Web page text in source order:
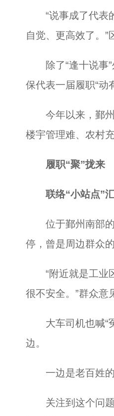
“说事成了代表的
自觉、更高效了。”
除了“逢十说事”
保代表一届履职“动
今年以来，鄞州
楼宇管理难、农村
履职“聚”拢来
联络“小站点”
位于鄞州南部的
停，曾是周边群众的
“附近就是工业区
很不安全。”群众意
大车司机也喊“冤
边。
一边是老百姓的“
关注到这个问题